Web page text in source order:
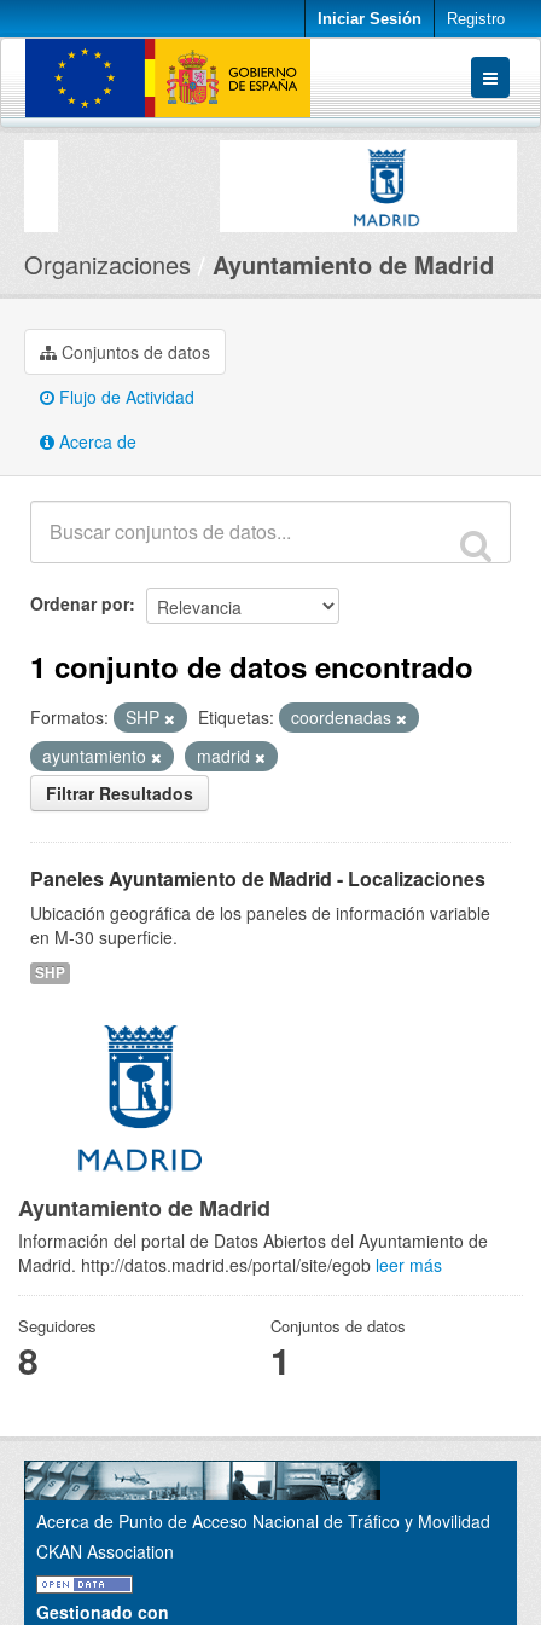
Iniciar Sesión Registro
Conjuntos de datos
Organizaciones Ayuntamiento de Madrid
Conjuntos de datos
Flujo de Actividad
Acerca de
Ordenar por
1 conjunto de datos encontrado
Formatos: SHP Etiquetas:
coordenadas
ayuntamiento
madrid
Filtrar Resultados
Paneles Ayuntamiento de Madrid - Localizaciones
Ubicación geográfica de los paneles de información variable
en M-30 superficie.
SHP
Ayuntamiento de Madrid
Información del portal de Datos Abiertos del Ayuntamiento de
Madrid. http://datos.madrid.es/portal/site/egob leer más
Seguidores
8
Conjuntos de datos
1
Acerca de Punto de Acceso Nacional de Tráfico y Movilidad
CKAN Association
Gestionado con